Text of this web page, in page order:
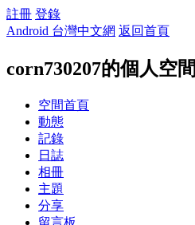
註冊 登錄
Android 台灣中文網 返回首頁
corn730207的個人空間
空間首頁
動態
記錄
日誌
相冊
主題
分享
留言板